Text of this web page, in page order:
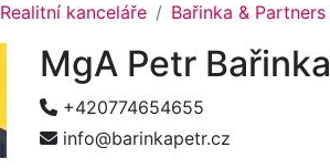
Realitní kanceláře Bařinka & Partners
MgA Petr Bařinka
+420774654655
info@barinkapetr.cz